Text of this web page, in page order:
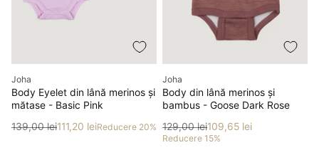
Body Eyelet din lână merinos și
mătase - Basic Pink
Producător
Joha
Preț
139,00 lei
Preț redus111,20 leiReducere 20%
Body din lână merinos și
bambus - Goose Dark Rose
Producător
Joha
Preț
129,00 lei
Preț redus109,65 lei
Reducere 15%